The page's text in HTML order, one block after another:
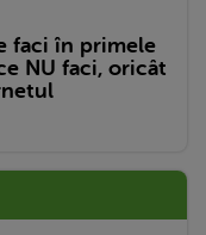
faci în primele
NU faci, oricât